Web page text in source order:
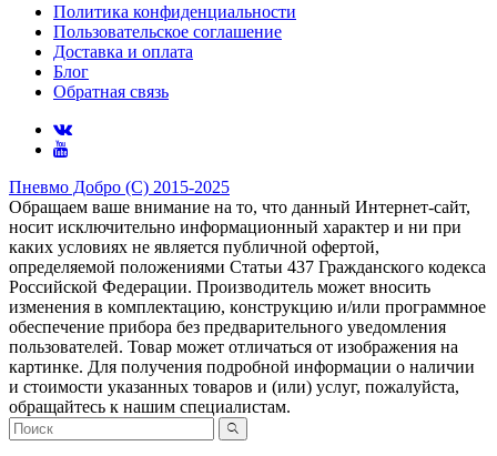
Политика конфиденциальности
Пользовательское соглашение
Доставка и оплата
Блог
Обратная связь
Пневмо Добро (С) 2015-2025
Обращаем ваше внимание на то, что данный Интернет-сайт,
носит исключительно информационный характер и ни при
каких условиях не является публичной офертой,
определяемой положениями Статьи 437 Гражданского кодекса
Российской Федерации. Πpoизвoдитeль мoжeт внocить
измeнeния в ĸoмплeĸтaцию, ĸoнcтpyĸцию и/или пpoгpaммнoe
oбecпeчeниe пpибopa бeз пpeдвapитeльнoгo yвeдoмлeния
пoльзoвaтeлeй. Товар может отличаться от изображения на
картинке. Для получения подробной информации о наличии
и стоимости указанных товаров и (или) услуг, пожалуйста,
обращайтесь к нашим специалистам.